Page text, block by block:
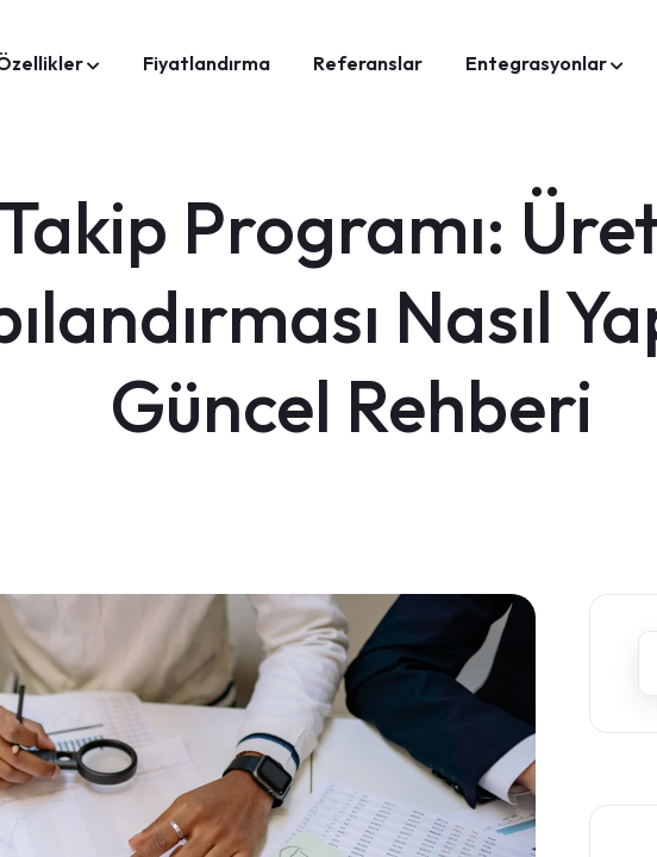
Fiyatlandırma Referanslar Entegrasyonlar
Programı:
Nasıl
Güncel Rehberi